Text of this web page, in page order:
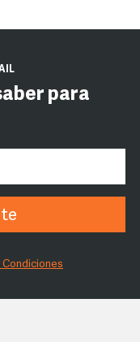
para
Condiciones